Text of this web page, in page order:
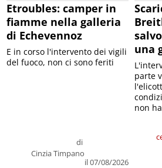
Etroubles: camper in
fiamme nella galleria
di Echevennoz
di
Cinzia Timpano
il 07/08/2026
E in corso l'intervento dei vigili
del fuoco, non ci sono feriti
una
parte
non